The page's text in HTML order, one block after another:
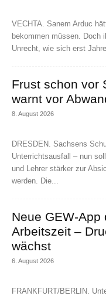
VECHTA. Sanem Arduc
bekommen müssen. Doch
Unrecht, wie sich erst
Frust schon vor
warnt vor
8. August 2026
DRESDEN. Sachsens
Unterrichtsausfall – nun
und Lehrer stärker zur
werden. Die...
Neue GEW-
Arbeitszeit –
wächst
6. August 2026
FRANKFURT/BERLIN.